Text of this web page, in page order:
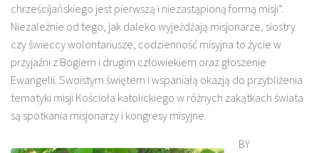
chrześcijańskiego jest pierwszą i niezastąpioną formą misji”.
Niezależnie od tego, jak daleko wyjeżdżają misjonarze, siostry
czy świeccy wolontariusze, codzienność misyjna to życie w
przyjaźni z Bogiem i drugim człowiekiem oraz głoszenie
Ewangelii. Swoistym świętem i wspaniałą okazją do przybliżenia
tematyki misji Kościoła katolickiego w różnych zakątkach świata
są spotkania misjonarzy i kongresy misyjne.
BY